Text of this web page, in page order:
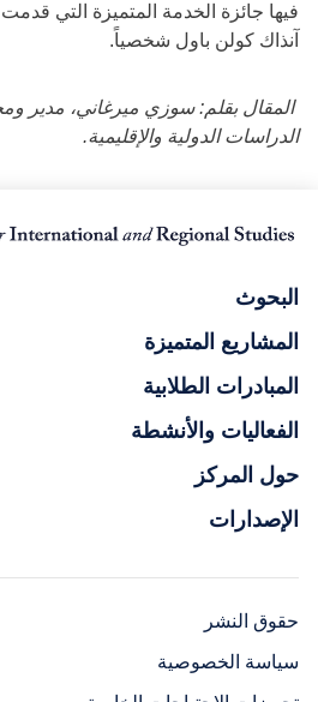
فيها جائزة الخدمة المتميزة التي
آنذاك كولن باول شخصياً.
المقال بقلم: سوزي ميرغاني، مدير
الدراسات الدولية والإقليمية.
البحوث
المشاريع المتميزة
المبادرات الطلابية
الفعاليات والأنشطة
حول المركز
الإصدارات
حقوق النشر
سياسة الخصوصية